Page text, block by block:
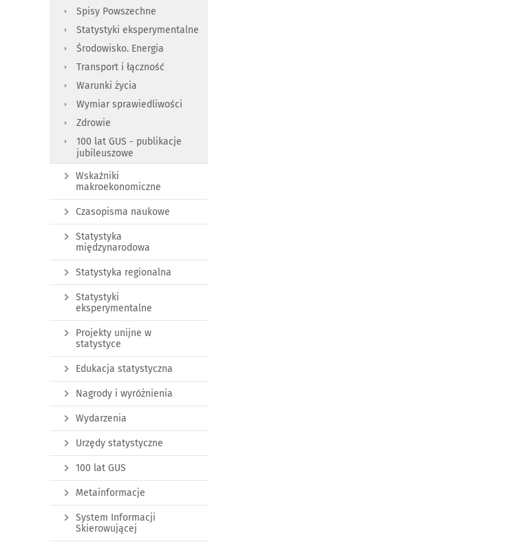
Spisy Powszechne
Statystyki eksperymentalne
Środowisko. Energia
Transport i łączność
Warunki życia
Wymiar sprawiedliwości
Zdrowie
100 lat GUS - publikacje
jubileuszowe
Wskaźniki
makroekonomiczne
Czasopisma naukowe
Statystyka
międzynarodowa
Statystyka regionalna
Statystyki
eksperymentalne
Projekty unijne w
statystyce
Edukacja statystyczna
Nagrody i wyróżnienia
Wydarzenia
Urzędy statystyczne
100 lat GUS
Metainformacje
System Informacji
Skierowującej